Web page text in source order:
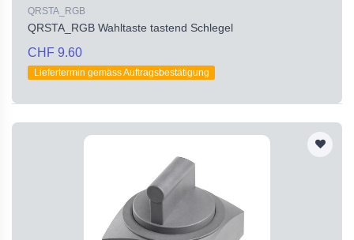
QRSTA_RGB
QRSTA_RGB Wahltaste tastend Schlegel
CHF 9.60
Liefertermin gemäss Auftragsbestätigung